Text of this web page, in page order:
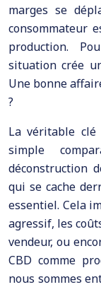
marges se
consommateur
production.
situation crée
Une bonne
?
La véritable
simple
déconstruction
qui se cache
essentiel. Cela
agressif, les
vendeur, ou
CBD comme
nous sommes